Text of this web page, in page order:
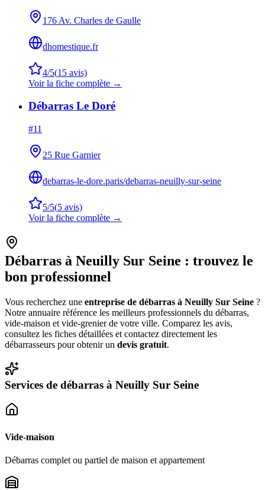
176 Av. Charles de Gaulle
dhomestique.fr
4/5(15 avis)
Voir la fiche complète →
Débarras Le Doré
#11
25 Rue Garnier
debarras-le-dore.paris/debarras-neuilly-sur-seine
5/5(5 avis)
Voir la fiche complète →
Débarras à Neuilly Sur Seine : trouvez le
bon professionnel
Vous recherchez une entreprise de débarras à Neuilly Sur Seine ?
Notre annuaire référence les meilleurs professionnels du débarras,
vide-maison et vide-grenier de votre ville. Comparez les avis,
consultez les fiches détaillées et contactez directement les
débarrasseurs pour obtenir un devis gratuit.
Services de débarras à Neuilly Sur Seine
Vide-maison
Débarras complet ou partiel de maison et appartement